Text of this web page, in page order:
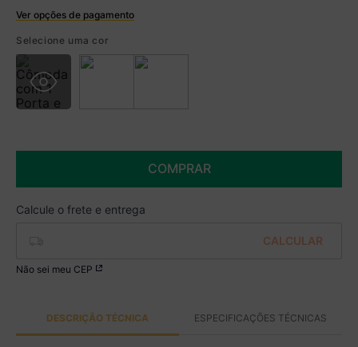
Ver opções de pagamento
R$ 759,99 à vista no Boleto
% de desconto)
Você economiza
Selecione uma cor
COMPRAR
Não sei meu CEP
DESCRIÇÃO TÉCNICA ESPECIFICAÇÕES TÉCNICAS